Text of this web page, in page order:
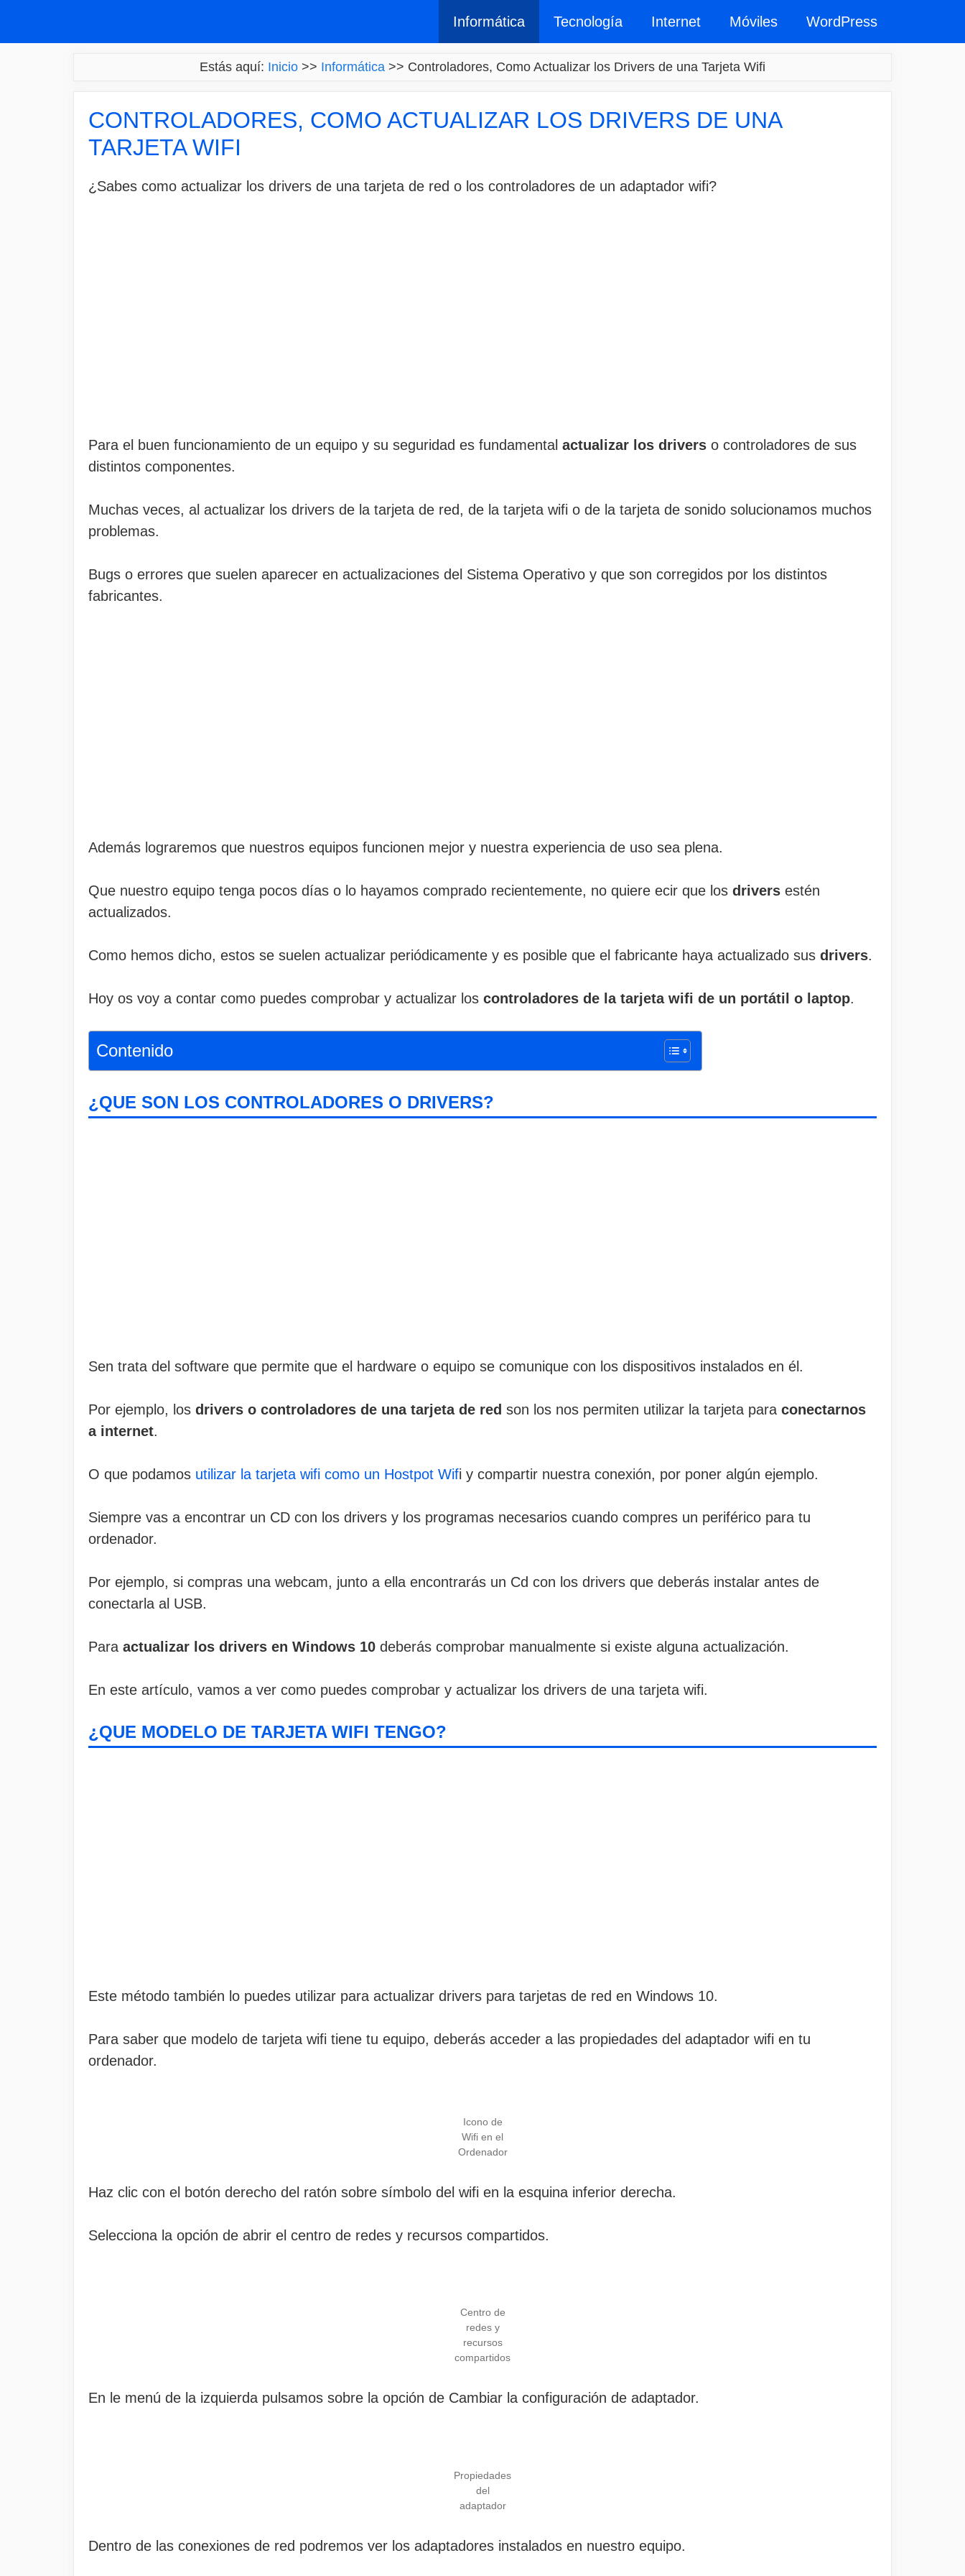
Informática Tecnología Internet Móviles WordPress
Estás aquí: Inicio >> Informática >> Controladores, Como Actualizar los Drivers de una Tarjeta Wifi
CONTROLADORES, COMO ACTUALIZAR LOS DRIVERS DE UNA
TARJETA WIFI
¿Sabes como actualizar los drivers de una tarjeta de red o los controladores de un adaptador wifi?
Para el buen funcionamiento de un equipo y su seguridad es fundamental actualizar los drivers o controladores de sus
distintos componentes.
Muchas veces, al actualizar los drivers de la tarjeta de red, de la tarjeta wifi o de la tarjeta de sonido solucionamos muchos
problemas.
Bugs o errores que suelen aparecer en actualizaciones del Sistema Operativo y que son corregidos por los distintos
fabricantes.
Además lograremos que nuestros equipos funcionen mejor y nuestra experiencia de uso sea plena.
Que nuestro equipo tenga pocos días o lo hayamos comprado recientemente, no quiere ecir que los drivers estén
actualizados.
Como hemos dicho, estos se suelen actualizar periódicamente y es posible que el fabricante haya actualizado sus drivers.
Hoy os voy a contar como puedes comprobar y actualizar los controladores de la tarjeta wifi de un portátil o laptop.
Contenido
¿QUE SON LOS CONTROLADORES O DRIVERS?
Sen trata del software que permite que el hardware o equipo se comunique con los dispositivos instalados en él.
Por ejemplo, los drivers o controladores de una tarjeta de red son los nos permiten utilizar la tarjeta para conectarnos
a internet.
O que podamos utilizar la tarjeta wifi como un Hostpot Wifi y compartir nuestra conexión, por poner algún ejemplo.
Siempre vas a encontrar un CD con los drivers y los programas necesarios cuando compres un periférico para tu
ordenador.
Por ejemplo, si compras una webcam, junto a ella encontrarás un Cd con los drivers que deberás instalar antes de
conectarla al USB.
Para actualizar los drivers en Windows 10 deberás comprobar manualmente si existe alguna actualización.
En este artículo, vamos a ver como puedes comprobar y actualizar los drivers de una tarjeta wifi.
¿QUE MODELO DE TARJETA WIFI TENGO?
Este método también lo puedes utilizar para actualizar drivers para tarjetas de red en Windows 10.
Para saber que modelo de tarjeta wifi tiene tu equipo, deberás acceder a las propiedades del adaptador wifi en tu
ordenador.
Icono de
Wifi en el
Ordenador
Haz clic con el botón derecho del ratón sobre símbolo del wifi en la esquina inferior derecha.
Selecciona la opción de abrir el centro de redes y recursos compartidos.
Centro de
redes y
recursos
compartidos
En le menú de la izquierda pulsamos sobre la opción de Cambiar la configuración de adaptador.
Propiedades
del
adaptador
Dentro de las conexiones de red podremos ver los adaptadores instalados en nuestro equipo.